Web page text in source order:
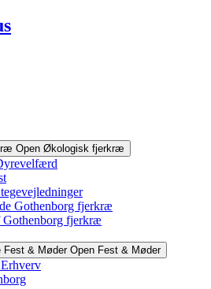
Open Økologisk fjerkræ
Gothenborg fjerkræ
Gothenborg fjerkræ
Fest & Møder Open Fest & Møder